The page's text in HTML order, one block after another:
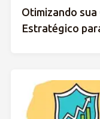
Otimizando
Estratégico